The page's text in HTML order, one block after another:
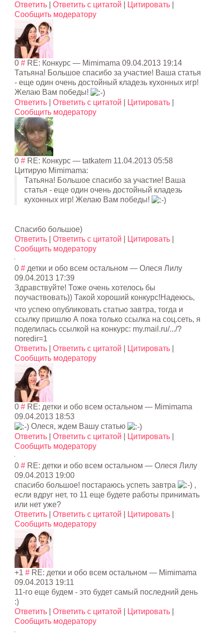
Ответить
Ответить с цитатой Цитировать
Сообщить модератору
0 # RE: Конкурс — Mimimama 09.04.2013 19:14
Татьяна! Большое спасибо за участие! Ваша статья
- еще один очень достойный кладезь кухонных игр!
Желаю Вам победы!
Ответить
Ответить с цитатой Цитировать
Сообщить модератору
0 # RE: Конкурс — tatkatem 11.04.2013 05:58
Цитирую Mimimama:
Татьяна! Большое спасибо за участие! Ваша
статья - еще один очень достойный кладезь
кухонных игр! Желаю Вам победы!
Спасибо большое)
Ответить
Ответить с цитатой Цитировать
Сообщить модератору
0 # детки и обо всем остальном — Олеся Лилу
09.04.2013 17:39
Здравствуйте! Тоже очень хотелось бы
поучаствовать)) Такой хороший конкурс!Надеюсь,
что успею опубликовать статью завтра, тогда и
ссылку пришлю А пока только ссылка на соц.сеть, я
поделилась ссылкой на конкурс: my.mail.ru/.../?
noredir=1
Ответить
Ответить с цитатой Цитировать
Сообщить модератору
0 # RE: детки и обо всем остальном — Mimimama
09.04.2013 18:53
Олеся, ждем Вашу статью
Ответить
Ответить с цитатой Цитировать
Сообщить модератору
0 # RE: детки и обо всем остальном — Олеся Лилу
09.04.2013 19:00
спасибо большое! постараюсь успеть завтра
,
если вдруг нет, то 11 еще будете работы принимать
или нет уже?
Ответить
Ответить с цитатой Цитировать
Сообщить модератору
+1 # RE: детки и обо всем остальном — Mimimama
09.04.2013 19:11
11-го еще будем - это будет самый последний день
:)
Ответить
Ответить с цитатой Цитировать
Сообщить модератору